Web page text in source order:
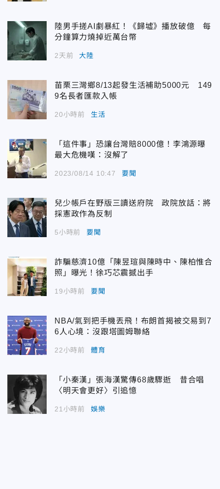
陸男手搓AI劇暴紅！《歸墟》播放破億 每
分鐘算力燒掉近萬台幣
2天前 大陸
苗栗三灣鄉8/13起發生活補助5000元 149
9名長者匯款入帳
20小時前 生活
「這件事」恐讓台灣賠8000億！李鴻源曝
最大危機嘆：沒解了
2023/08/14 10:47 要聞
兒少帳戶在野版三讀送府院 政院放話：將
採憲政作為反制
5小時前 要聞
詐騙慈濟10億「陳昱瑄與陳時中、陳柏惟合
照」曝光！徐巧芯震撼出手
19小時前 要聞
NBA/氣到把手機丟飛！布朗首揭被交易到7
6人心境：沒跟塔圖姆聯絡
22小時前 體育
「小秦漢」張海漢驚傳68歲驟逝 昔合唱
〈明天會更好〉引追憶
21小時前 娛樂